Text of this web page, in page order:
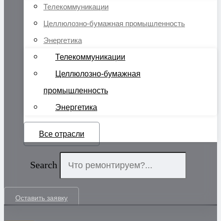
Телекоммуникации
Целлюлозно-бумажная промышленность
Энергетика
Телекоммуникации
Целлюлозно-бумажная
промышленность
Энергетика
Все отрасли
Search
Оставить заявку